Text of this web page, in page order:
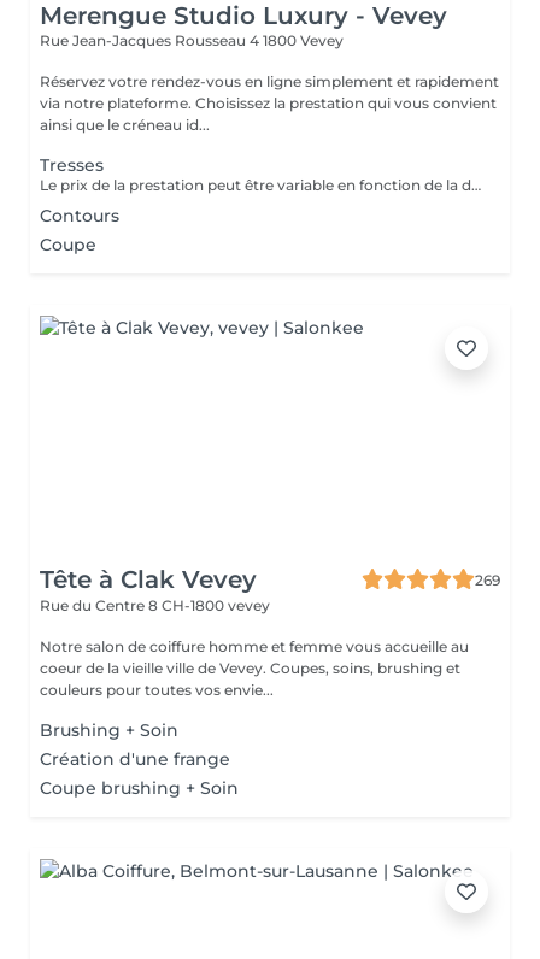
Merengue Studio Luxury - Vevey
Rue Jean-Jacques Rousseau 4 1800 Vevey
Réservez votre rendez-vous en ligne simplement et rapidement
via notre plateforme. Choisissez la prestation qui vous convient
ainsi que le créneau id...
Tresses
Le prix de la prestation peut être variable en fonction de la demande.
Contours
Coupe
Tête à Clak Vevey
269
Rue du Centre 8 CH-1800 vevey
Notre salon de coiffure homme et femme vous accueille au
coeur de la vieille ville de Vevey. Coupes, soins, brushing et
couleurs pour toutes vos envie...
Brushing + Soin
Création d'une frange
Coupe brushing + Soin